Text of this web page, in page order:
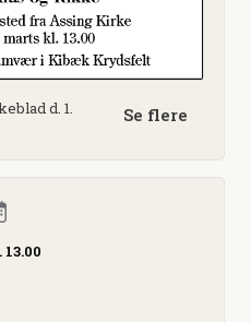
d. 1.
Se flere